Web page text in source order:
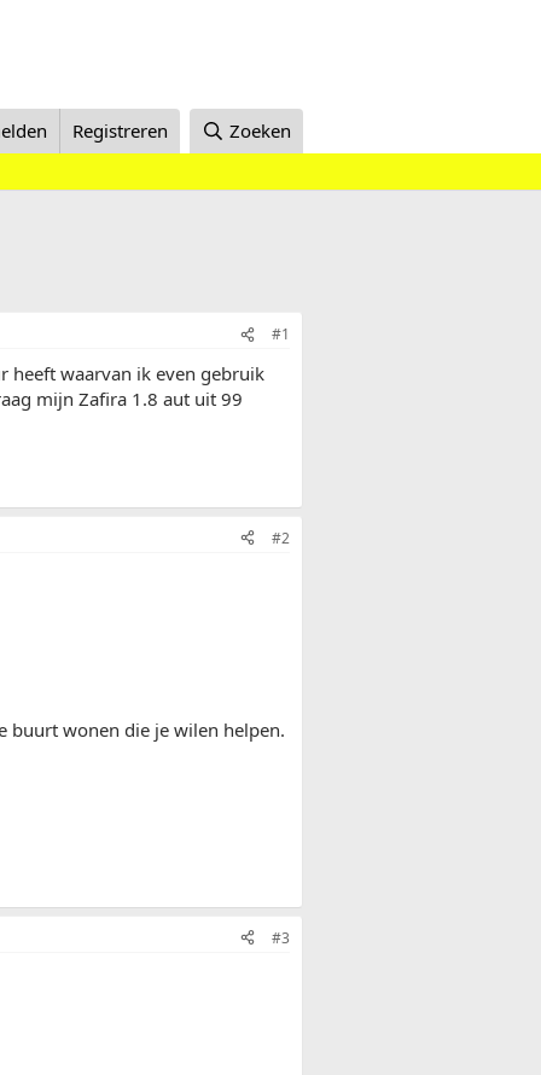
Registreren Zoeken
#1
heeft waarvan ik even gebruik
mijn Zafira 1.8 aut uit 99
#2
buurt wonen die je wilen helpen.
#3